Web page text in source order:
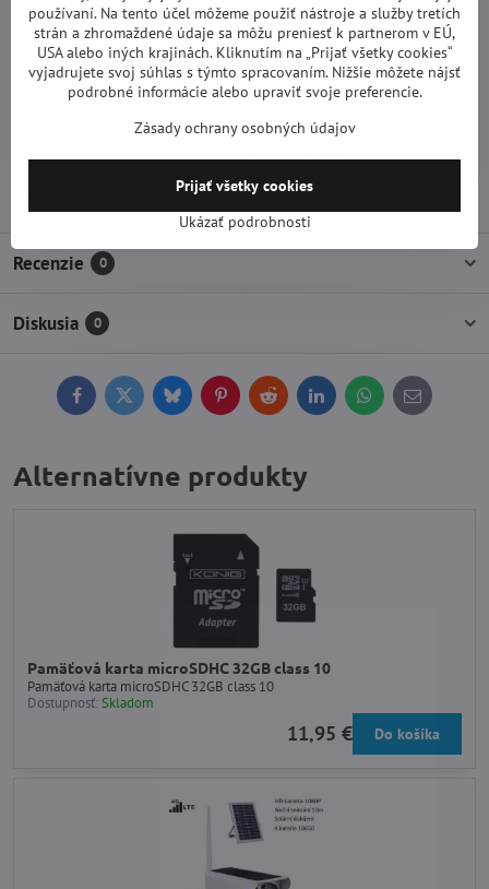
Obsah balenia:
Kamera, držiak, anténa, USB kábel, batérie, čapy a skrutky.
Viac z kategórie
Kamery bezpečnostné, samostatné
Kamery so záznamom
Kamery IP, GSM
Zabezpečovacia technika
Recenzie 0
Diskusia 0
FacebookTwitterBlueskyPinterestReddit LinkedInWhatsApp
E-
mail
Alternatívne produkty
Pamäťová karta microSDHC 32GB class 10
Pamäťová karta microSDHC 32GB class 10
Dostupnosť:Skladom
11,95 € Do košíka
používaní. Na tento účel môžeme použiť nástroje a služby tretích
strán a zhromaždené údaje sa môžu preniesť k partnerom v EÚ,
USA alebo iných krajinách. Kliknutím na „Prijať všetky cookies“
vyjadrujete svoj súhlas s týmto spracovaním. Nižšie môžete nájsť
podrobné informácie alebo upraviť svoje preferencie.
Zásady ochrany osobných údajov
Ukázať podrobnosti
Prijať všetky cookies